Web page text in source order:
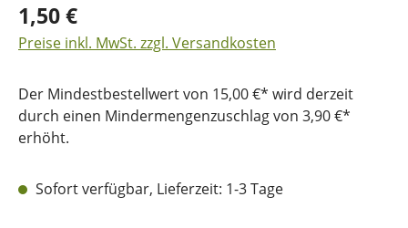
1,50 €
Preise inkl. MwSt. zzgl. Versandkosten
Der Mindestbestellwert von 15,00 €* wird derzeit
durch einen Mindermengenzuschlag von 3,90 €*
erhöht.
Sofort verfügbar, Lieferzeit: 1-3 Tage